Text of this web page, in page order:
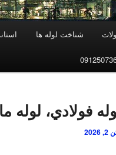
شناخت لوله ها
فولادي، لوله